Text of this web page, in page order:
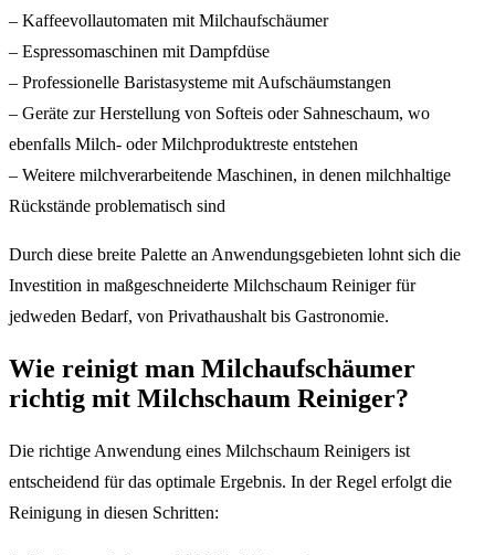
– Kaffeevollautomaten mit Milchaufschäumer
– Espressomaschinen mit Dampfdüse
– Professionelle Baristasysteme mit Aufschäumstangen
– Geräte zur Herstellung von Softeis oder Sahneschaum, wo
ebenfalls Milch- oder Milchproduktreste entstehen
– Weitere milchverarbeitende Maschinen, in denen milchhaltige
Rückstände problematisch sind
Durch diese breite Palette an Anwendungsgebieten lohnt sich die
Investition in maßgeschneiderte Milchschaum Reiniger für
jedweden Bedarf, von Privathaushalt bis Gastronomie.
Wie reinigt man Milchaufschäumer
richtig mit Milchschaum Reiniger?
Die richtige Anwendung eines Milchschaum Reinigers ist
entscheidend für das optimale Ergebnis. In der Regel erfolgt die
Reinigung in diesen Schritten: